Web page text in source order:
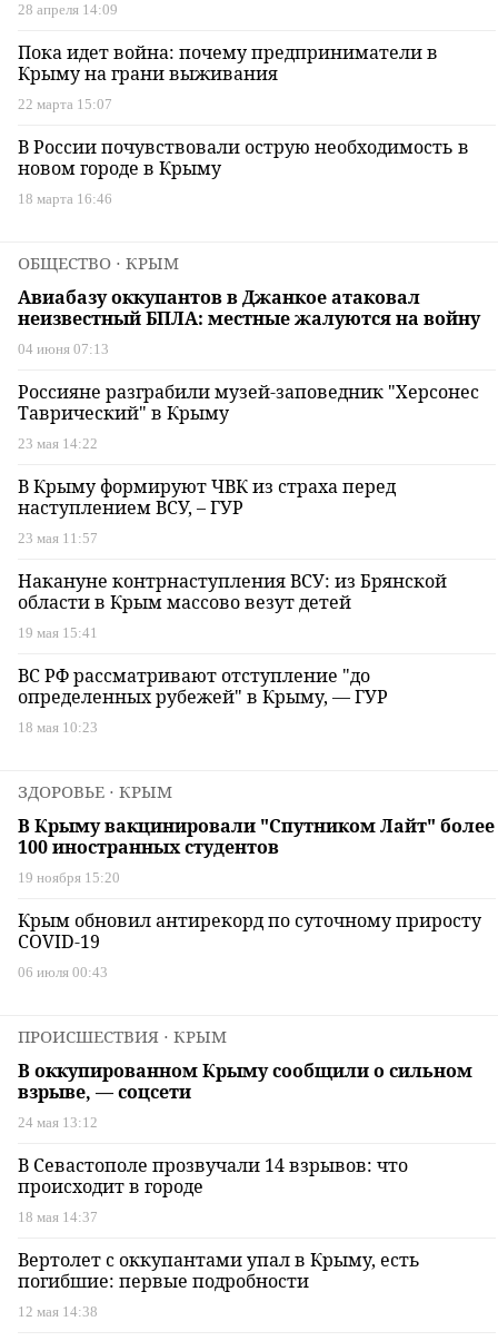
28 апреля 14:09
Пока идет война: почему предприниматели в
Крыму на грани выживания
22 марта 15:07
В России почувствовали острую необходимость в
новом городе в Крыму
18 марта 16:46
ОБЩЕСТВО ⋅ КРЫМ
Авиабазу оккупантов в Джанкое атаковал
неизвестный БПЛА: местные жалуются на войну
04 июня 07:13
Россияне разграбили музей-заповедник "Херсонес
Таврический" в Крыму
23 мая 14:22
В Крыму формируют ЧВК из страха перед
наступлением ВСУ, – ГУР
23 мая 11:57
Накануне контрнаступления ВСУ: из Брянской
области в Крым массово везут детей
19 мая 15:41
ВС РФ рассматривают отступление "до
определенных рубежей" в Крыму, — ГУР
18 мая 10:23
ЗДОРОВЬЕ ⋅ КРЫМ
В Крыму вакцинировали "Спутником Лайт" более
100 иностранных студентов
19 ноября 15:20
Крым обновил антирекорд по суточному приросту
COVID-19
06 июля 00:43
ПРОИСШЕСТВИЯ ⋅ КРЫМ
В оккупированном Крыму сообщили о сильном
взрыве, — соцсети
24 мая 13:12
В Севастополе прозвучали 14 взрывов: что
происходит в городе
18 мая 14:37
Вертолет с оккупантами упал в Крыму, есть
погибшие: первые подробности
12 мая 14:38